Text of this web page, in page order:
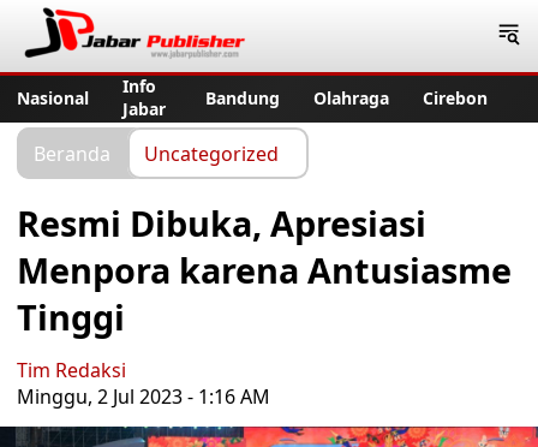
Nasional
Info
Jabar
Bandung Olahraga Cirebon
Beranda Uncategorized
Resmi Dibuka, Apresiasi
Menpora karena Antusiasme
Tinggi
Tim Redaksi
Minggu, 2 Jul 2023 - 1:16 AM